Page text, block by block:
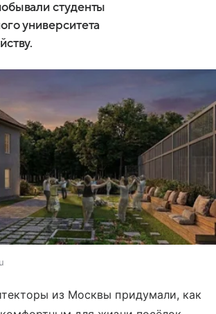
студенты
университета
из Москвы придумали, как